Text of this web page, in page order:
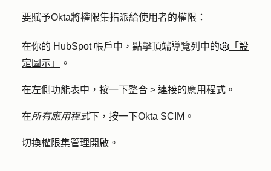
要賦予Okta將權限集指派給使用者的權限：
在你的 HubSpot 帳戶中，點擊頂端導覽列中的
「設
定圖示」
。
在左側功能表中，按一下整合 > 連接的應用程式 。
在所有應用程式下，按一下Okta SCIM 。
切換權限集管理開啟。